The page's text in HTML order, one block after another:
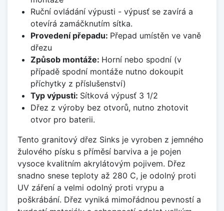
Ruční ovládání výpusti - výpusť se zavírá a
otevírá zamáčknutím sítka.
Provedení přepadu: Přepad umístěn ve vaně
dřezu
Způsob montáže: Horní nebo spodní (v
případě spodní montáže nutno dokoupit
příchytky z příslušenství)
Typ výpusti: Sítková výpusť 3 1/2
Dřez z výroby bez otvorů, nutno zhotovit
otvor pro baterii.
Tento granitový dřez Sinks je vyroben z jemného
žulového písku s příměsí barviva a je pojen
vysoce kvalitním akrylátovým pojivem. Dřez
snadno snese teploty až 280 C, je odolný proti
UV záření a velmi odolný proti vrypu a
poškrábání. Dřez vyniká mimořádnou pevností a